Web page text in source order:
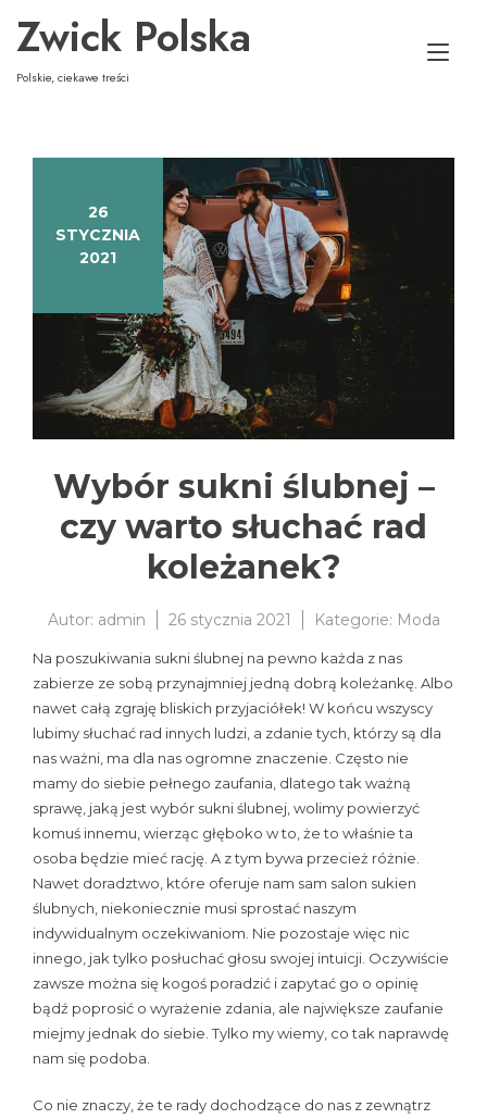
content
Zwick Polska
Polskie, ciekawe treści
26
STYCZNIA
2021
Wybór sukni ślubnej –
czy warto słuchać rad
koleżanek?
Autor: admin 26 stycznia 2021 Kategorie: Moda
Na poszukiwania sukni ślubnej na pewno każda z nas
zabierze ze sobą przynajmniej jedną dobrą koleżankę. Albo
nawet całą zgraję bliskich przyjaciółek! W końcu wszyscy
lubimy słuchać rad innych ludzi, a zdanie tych, którzy są dla
nas ważni, ma dla nas ogromne znaczenie. Często nie
mamy do siebie pełnego zaufania, dlatego tak ważną
sprawę, jaką jest wybór sukni ślubnej, wolimy powierzyć
komuś innemu, wierząc głęboko w to, że to właśnie ta
osoba będzie mieć rację. A z tym bywa przecież różnie.
Nawet doradztwo, które oferuje nam sam salon sukien
ślubnych, niekoniecznie musi sprostać naszym
indywidualnym oczekiwaniom. Nie pozostaje więc nic
innego, jak tylko posłuchać głosu swojej intuicji. Oczywiście
zawsze można się kogoś poradzić i zapytać go o opinię
bądź poprosić o wyrażenie zdania, ale największe zaufanie
miejmy jednak do siebie. Tylko my wiemy, co tak naprawdę
nam się podoba.
Co nie znaczy, że te rady dochodzące do nas z zewnątrz